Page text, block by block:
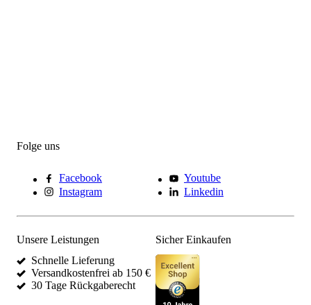
Folge uns
Facebook
Youtube
Instagram
Linkedin
Unsere Leistungen
Schnelle Lieferung
Versandkostenfrei ab 150 €
30 Tage Rückgaberecht
Sicher Einkaufen